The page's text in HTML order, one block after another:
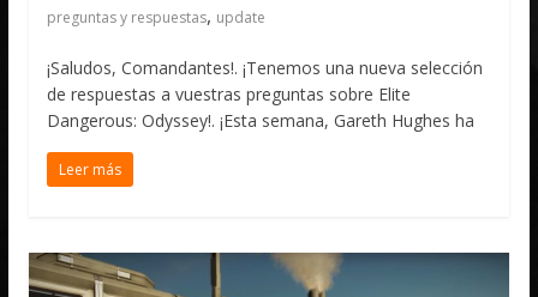
preguntas y respuestas, update
¡Saludos, Comandantes!. ¡Tenemos una nueva selección
de respuestas a vuestras preguntas sobre Elite
Dangerous: Odyssey!. ¡Esta semana, Gareth Hughes ha
Leer más